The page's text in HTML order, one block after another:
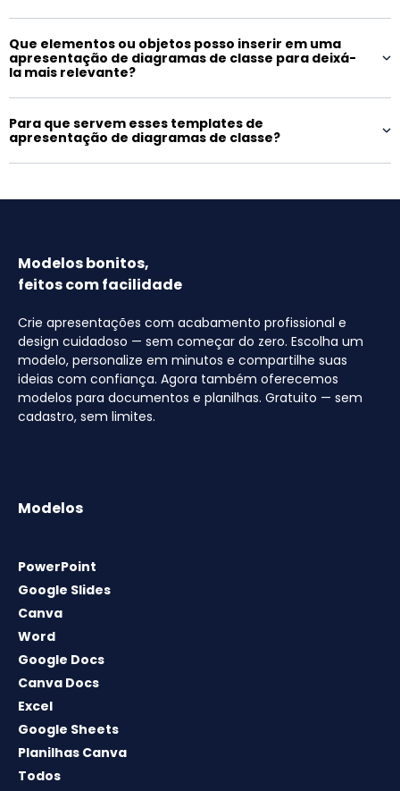
Que elementos ou objetos posso inserir em uma
apresentação de diagramas de classe para deixá-
la mais relevante?
Para que servem esses templates de
apresentação de diagramas de classe?
Modelos bonitos,
feitos com facilidade
Crie apresentações com acabamento profissional e
design cuidadoso — sem começar do zero. Escolha um
modelo, personalize em minutos e compartilhe suas
ideias com confiança. Agora também oferecemos
modelos para documentos e planilhas. Gratuito — sem
cadastro, sem limites.
Modelos
PowerPoint
Google Slides
Canva
Word
Google Docs
Canva Docs
Excel
Google Sheets
Planilhas Canva
Todos